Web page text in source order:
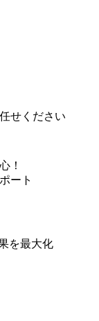
せください
！
ート
を最大化